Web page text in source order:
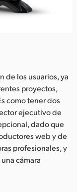
de los usuarios, ya
proyectos,
como tener dos
ejecutivo de
dado que
web y de
profesionales, y
cámara